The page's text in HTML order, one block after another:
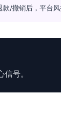
款/撤销后，平台
号。